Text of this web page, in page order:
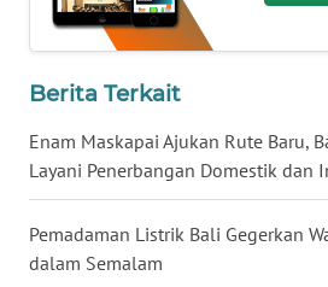
Berita Terkait
Enam Maskapai Ajukan Rute Baru,
Layani Penerbangan Domestik dan
Pemadaman Listrik Bali Gegerkan
dalam Semalam
SUMSEL
BENGKULU
WN
WN